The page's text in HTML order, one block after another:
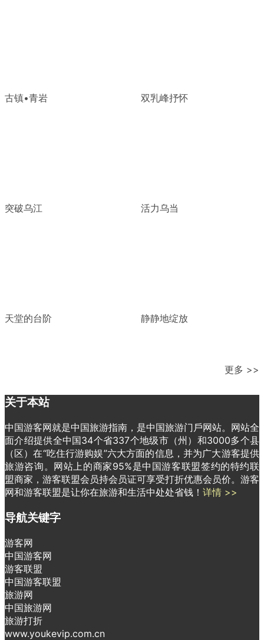
古镇•青岩 双乳峰抒怀
突破乌江 活力乌当
天堂的台阶 静静地绽放
更多 >>
关于本站
中国游客网就是中国旅游指南，是中国旅游门戶网站。网站全
面介绍提供全中国34个省337个地级市（州）和3000多个县
（区）在“吃住行游购娱”六大方面的信息，并为广大游客提供
旅游咨询。网站上的商家95%是中国游客联盟签约的特约联
盟商家，游客联盟会员持会员证可享受打折优惠会员价。游客
网和游客联盟是让你在旅游和生活中处处省钱！ 详情 >>
导航关键字
游客网
中国游客网
游客联盟
中国游客联盟
旅游网
中国旅游网
旅游打折
www.youkevip.com.cn